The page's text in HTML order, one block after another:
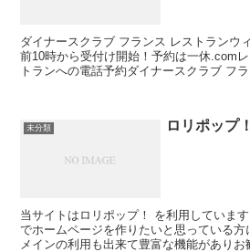
ダイナースクラブ フランス レストランウ
前10時から受付け開始！予約は一休.com
トランへの電話予約ダイナースクラブ フ
未分類 ロリポップ
当サイトはロリポップ！ を利用しています。 料金も月々お手
でホームページを作りたいと思っている
メインの利用も出来て豊富な機能がありお